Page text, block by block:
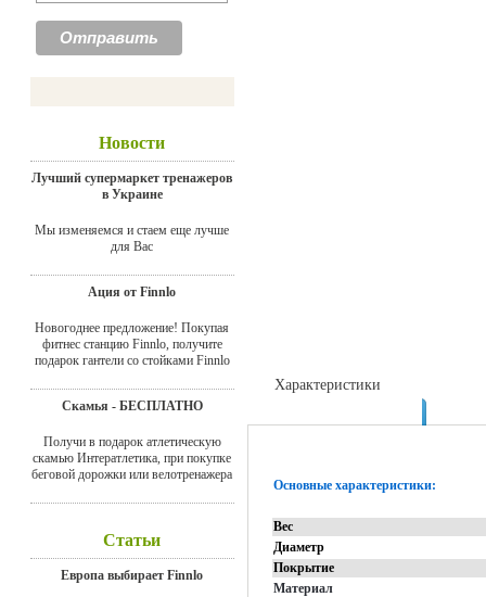
Новости
Лучший супермаркет тренажеров
в Украине
Мы изменяемся и стаем еще лучше
для Вас
Ация от Finnlo
Новогоднее предложение! Покупая
фитнес станцию Finnlo, получите
подарок гантели со стойками Finnlo
Скамья - БЕСПЛАТНО
Получи в подарок атлетическую
скамью Интератлетика, при покупке
беговой дорожки или велотренажера
Статьи
Европа выбирает Finnlo
Характеристики
Основные характеристики:
Вес
Диаметр
Покрытие
Материал